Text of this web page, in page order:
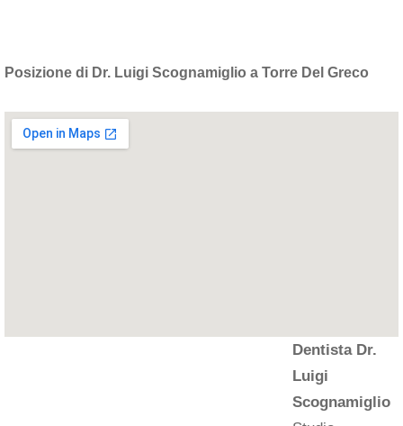
Posizione di Dr. Luigi Scognamiglio a Torre Del Greco
Dentista Dr.
Luigi
Scognamiglio